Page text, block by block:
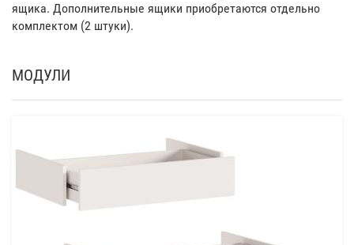
ящика. Дополнительные ящики приобретаются отдельно
комплектом (2 штуки).
МОДУЛИ